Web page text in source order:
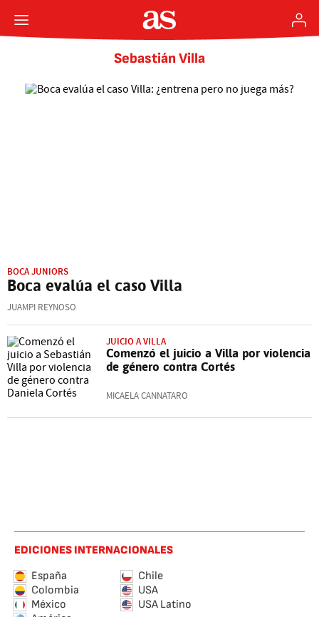
Sebastián Villa
BOCA JUNIORS
Boca evalúa el caso Villa
JUAMPI REYNOSO
JUICIO A VILLA
Comenzó el juicio a Villa por violencia
de género contra Cortés
MICAELA CANNATARO
EDICIONES INTERNACIONALES
España
Chile
Colombia
USA
México
USA Latino